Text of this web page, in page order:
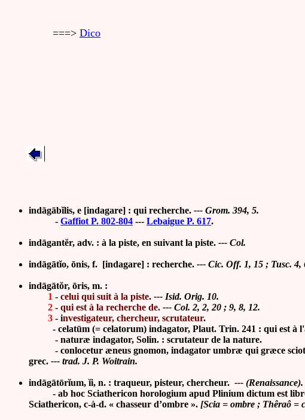
===> Dico
indāgābĭlis, e [indagare] : qui recherche. --- Grom. 394, 5.
- Gaffiot P. 802-804 --- Lebaigue P. 617.
indāgantĕr, adv. : à la piste, en suivant la piste. --- Col.
indāgātĭo, ōnis, f. [indagare] : recherche. --- Cic. Off. 1, 15 ; Tusc. 4,
indāgātŏr, ōris, m. :
1 - celui qui suit à la piste. --- Isid. Orig. 10.
2 - qui est à la recherche de. --- Col. 2, 2, 20 ; 9, 8, 12.
3 - investigateur, chercheur, scrutateur.
- celatūm (= celatorum) indagator, Plaut. Trin. 241 : qui est à
- naturæ indagator, Solin. : scrutateur de la nature.
- conlocetur æneus gnomon, indagator umbræ qui græce
grec. --- trad. J. P. Woitrain.
indāgātōrĭum, ĭi, n. : traqueur, pisteur, chercheur. --- (Renaissance).
- ab hoc Sciathericon horologium apud Plinium dictum est
Sciathericon, c-à-d. « chasseur d’ombre ». [Scia = ombre ; Thêraô =